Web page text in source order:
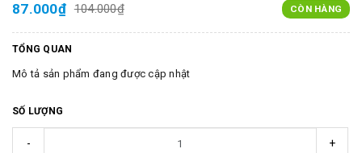
87.000₫ 104.000₫ CÒN HÀNG
TỔNG QUAN
Mô tả sản phẩm đang được cập nhật
SỐ LƯỢNG
- +